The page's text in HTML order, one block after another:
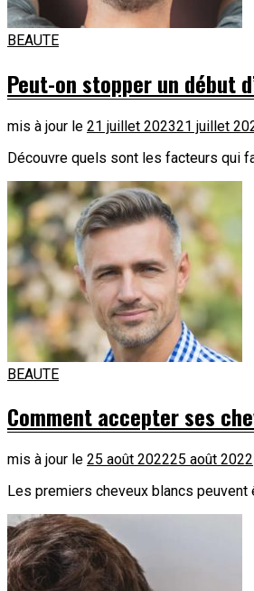
BEAUTE
Peut-on stopper un début
mis à jour le 21 juillet 202321 juillet
Découvre quels sont les facteurs qui
BEAUTE
Comment accepter ses
mis à jour le 25 août 202225 août 2022
Les premiers cheveux blancs